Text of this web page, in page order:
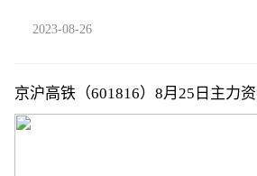
2023-08-26
京沪高铁（601816）8月25日主力
元